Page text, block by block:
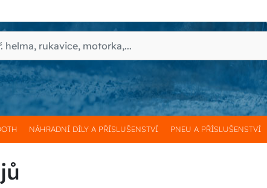
NÁHRADNÍ DÍLY A PŘÍSLUŠENSTVÍ PNEU A PŘÍSLUŠENSTVÍ